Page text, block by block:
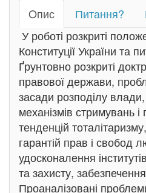
Oпис
Питання?
У роботі розкриті
Конституції України та
Ґрунтовно розкриті
правової держави,
засади розподілу
механізмів стримувань
тенденцій
гарантій прав і свобод
удосконалення
та захисту,
Проаналізовані